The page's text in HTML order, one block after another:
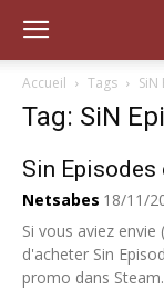
Accueil Tags
Tag: SiN
Sin Episodes
Netsabes 18/11/
Si vous aviez
d'acheter Sin
promo dans Steam.